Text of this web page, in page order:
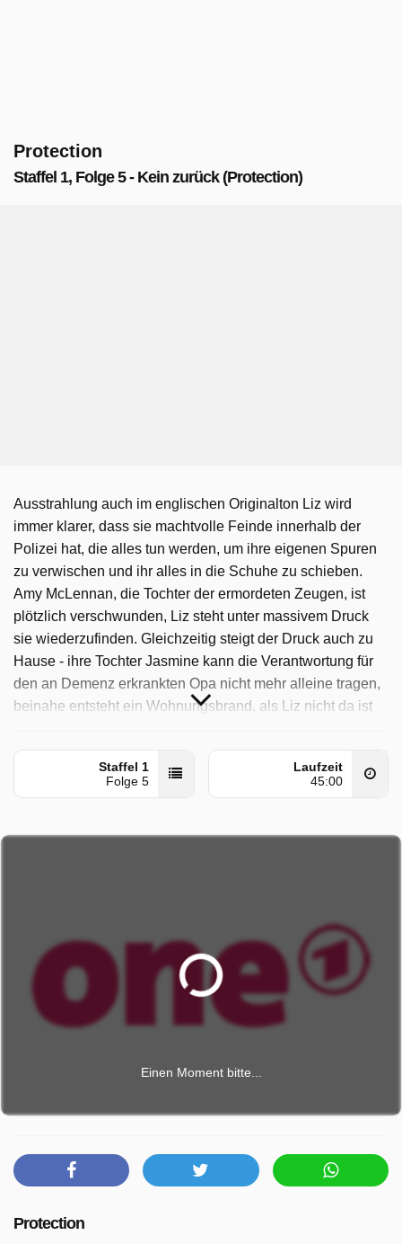
Protection
Staffel 1, Folge 5 - Kein zurück (Protection)
Ausstrahlung auch im englischen Originalton Liz wird
immer klarer, dass sie machtvolle Feinde innerhalb der
Polizei hat, die alles tun werden, um ihre eigenen Spuren
zu verwischen und ihr alles in die Schuhe zu schieben.
Amy McLennan, die Tochter der ermordeten Zeugen, ist
plötzlich verschwunden, Liz steht unter massivem Druck
sie wiederzufinden. Gleichzeitig steigt der Druck auch zu
Hause - ihre Tochter Jasmine kann die Verantwortung für
den an Demenz erkrankten Opa nicht mehr alleine tragen,
beinahe entsteht ein Wohnungsbrand, als Liz nicht da ist
Protection wurde auf ONE ausgestrahlt am Sonntag 15
März 2026, 00:55 Uhr.
Staffel 1
Folge 5
Laufzeit
45:00
Einen Moment bitte...
Protection